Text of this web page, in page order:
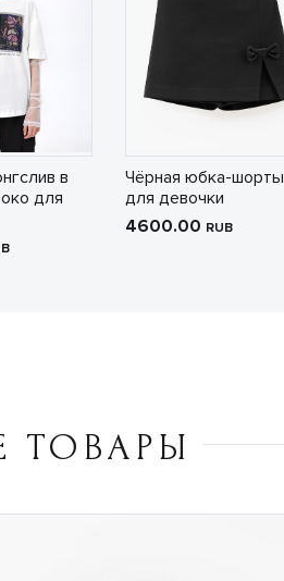
в
для
Чёрная юбка-шорты
для девочки
4600.00 RUB
ТОВАРЫ